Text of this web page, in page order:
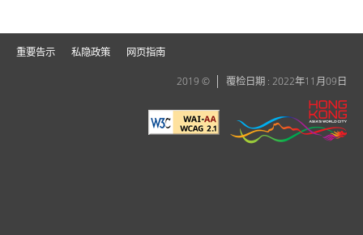
重要告示 私隐政策 网页指南
2019 © 覆检日期 : 2022年11月09日